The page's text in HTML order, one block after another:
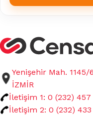
Yenişehir Mah. 1145/
İZMİR
İletişim 1: 0 (232) 457
İletişim 2: 0 (232) 433